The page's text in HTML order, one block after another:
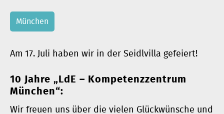
München
Am 17. Juli haben wir in der Seidlvilla gefeiert!
10 Jahre „LdE – Kompetenzzentrum
München“:
Wir freuen uns über die vielen Glückwünsche und